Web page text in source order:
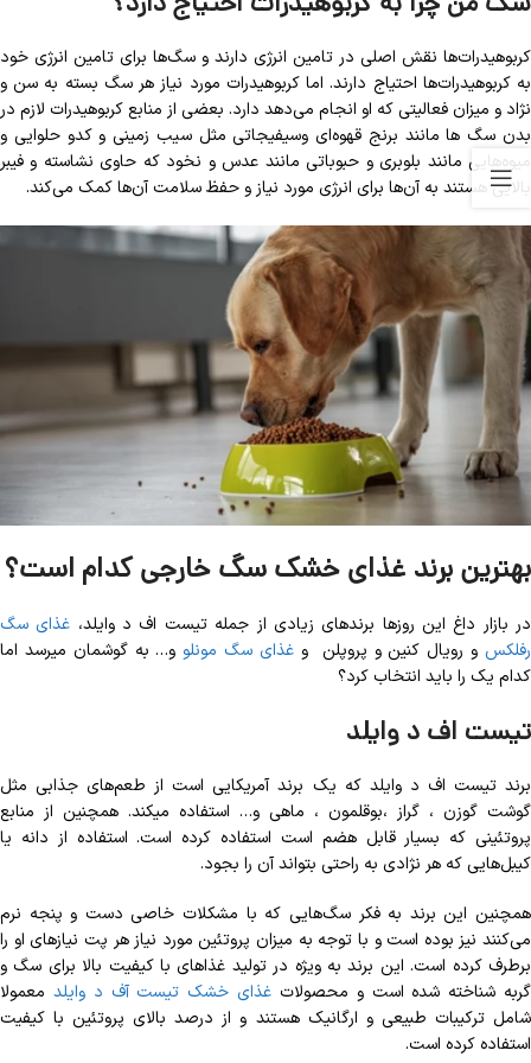
کربوهیدرات‌ها نقش اصلی در تامین انرژی دارند و سگ‌ها برای تامین انرژی خود
به کربوهیدرات‌ها احتیاج دارند. اما کربوهیدرات مورد نیاز هر سگ بسته به سن و
نژاد و میزان فعالیتی که او انجام می‌دهد دارد. بعضی از منابع کربوهیدرات لازم در
بدن سگ ها مانند برنج قهوه‌ای وسیفیجاتی مثل سیب زمینی و کدو حلوایی و
میوه‌هایی مانند بلوبری و حبوباتی مانند عدس و نخود که حاوی نشاسته و فیبر
بالایی هستند به آن‌ها برای انرژی مورد نیاز و حفظ سلامت آن‌ها کمک می‌کند.
بهترین برند غذای خشک سگ خارجی کدام است؟
در بازار داغ این روزها برندهای زیادی از جمله تیست اف د وایلد، غذای سگ
رفلکس و رویال کنین و پروپلن و غذای سگ مونلو و… به گوشمان میرسد اما
کدام یک را باید انتخاب کرد؟
تیست اف د وایلد
برند تیست اف د وایلد که یک برند آمریکایی است از طعم‌های جذابی مثل
گوشت گوزن ، گراز ،بوقلمون ، ماهی و… استفاده میکند. همچنین از منابع
پروتئینی که بسیار قابل هضم است استفاده کرده است. استفاده از دانه یا
کیبل‌هایی که هر نژادی به راحتی بتواند آن را بجود.
همچنین این برند به فکر سگ‌هایی که با مشکلات خاصی دست و پنجه نرم
می‌کنند نیز بوده است و با توجه به میزان پروتئین مورد نیاز هر پت نیازهای او را
برطرف کرده است. این برند به ویژه در تولید غذاهای با کیفیت بالا برای سگ و
گربه شناخته شده است و محصولات غذای خشک تیست آف د وایلد معمولا
شامل ترکیبات طبیعی و ارگانیک هستند و از درصد بالای پروتئین با کیفیت
استفاده کرده است.